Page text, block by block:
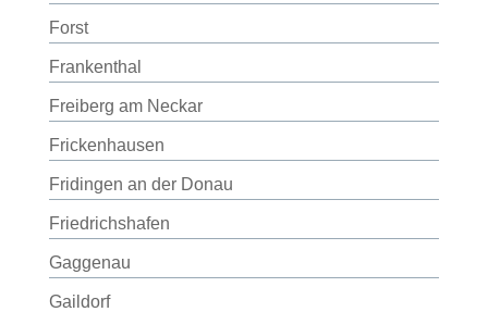
Forst
Frankenthal
Freiberg am Neckar
Frickenhausen
Fridingen an der Donau
Friedrichshafen
Gaggenau
Gaildorf